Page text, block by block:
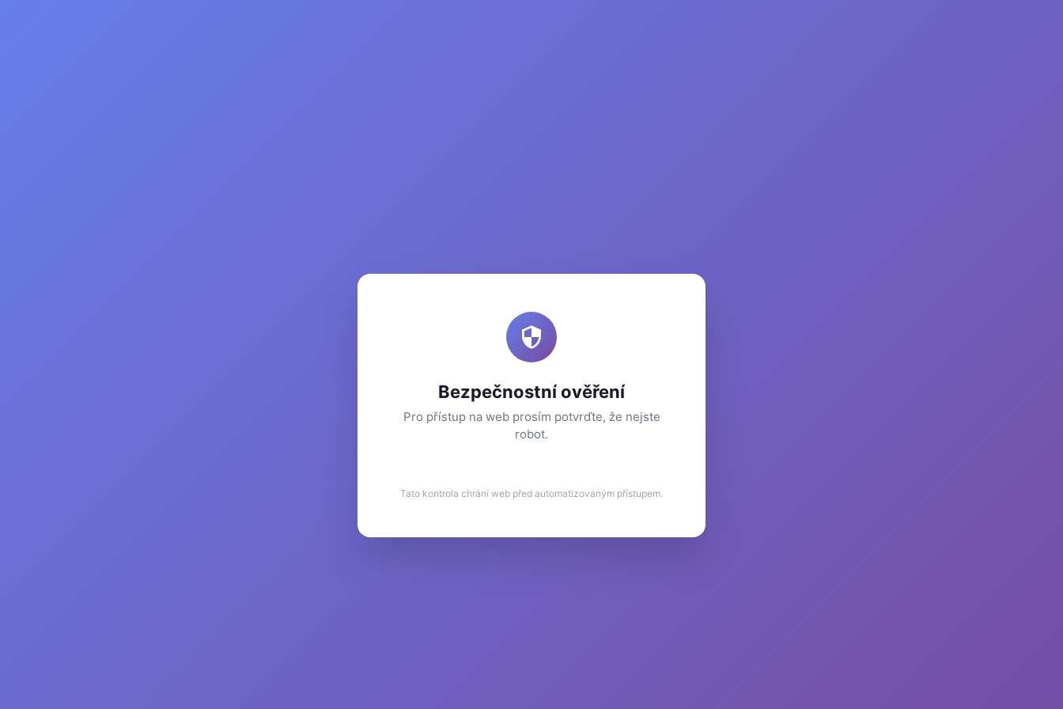
Bezpečnostní ověření
Pro přístup na web prosím potvrďte, že nejste
robot.
Tato kontrola chrání web před automatizovaným přístupem.